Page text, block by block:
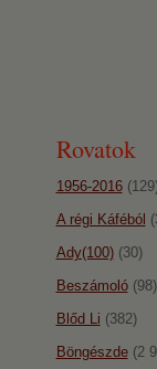
Rovatok
1956-2016
A régi Káféból
Ady(100)(30)
Beszámoló(98)
Blőd Li (382)
Böngészde(2